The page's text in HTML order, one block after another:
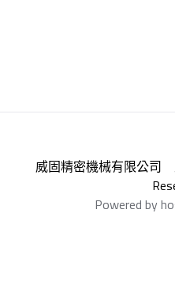
威固精密機械有限公司
Powered by